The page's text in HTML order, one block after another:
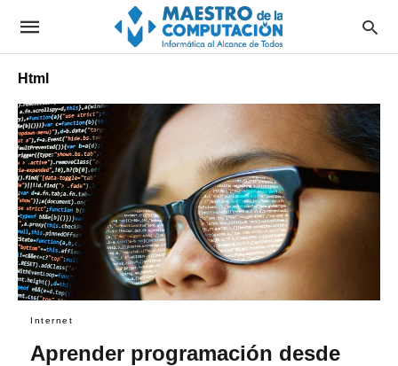
Html
Internet
Aprender programación desde